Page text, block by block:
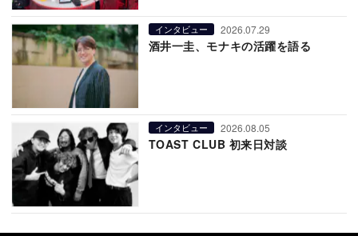
インタビュー 2026.07.29
酒井一圭、モナキの活躍を語る
インタビュー 2026.08.05
TOAST CLUB 初来日対談